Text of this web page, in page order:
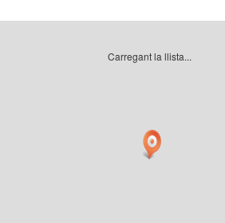
Carregant la llista...